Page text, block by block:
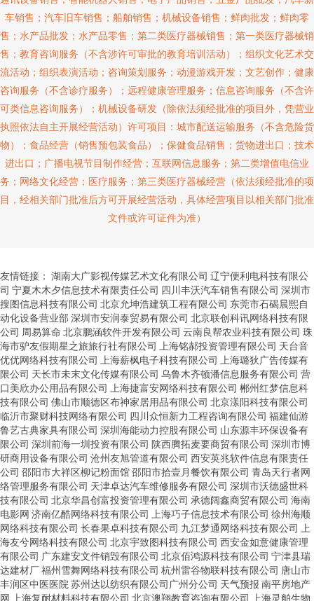
车销售；汽车旧车销售；船舶销售；机械设备销售；鲜肉批发；鲜肉零
售；水产品批发；水产品零售；第二类医疗器械销售；第一类医疗器械销
售；教育咨询服务（不含涉许可审批的教育培训活动）；组织文化艺术交
流活动；组织表演活动；咨询策划服务；动漫游戏开发；文艺创作；健康
咨询服务（不含诊疗服务）；远程健康管理服务；信息咨询服务（不含许
可类信息咨询服务）；机械设备研发（除依法须经批准的项目外，凭营业
执照依法自主开展经营活动）许可项目：城市配送运输服务（不含危险货
物）；食品经营（销售预包装食品）；保健食品销售；货物进出口；技术
进出口；广播电视节目制作经营；互联网信息服务；第二类增值电信业
务；网络文化经营；医疗服务；第三类医疗器械经营（依法须经批准的项
目，经相关部门批准后方可开展经营活动，具体经营项目以相关部门批准
文件或许可证件为准）
友情链接： 湖南大广影视传媒艺术文化有限公司 辽宁便利电科技有限公
司 宁夏木木夕信息技术有限责任公司 四川丰沃汽车销售有限公司 深圳市
搜图信息科技有限公司 北京允坤浩建筑工程有限公司 东莞市石碣晨熙自
动化设备营业部 深圳市安润泰贸易有限公司 北京联创科讯网络科技有限
公司 周易算命 北京鹏涵软件开发有限公司 云南良帮农业科技有限公司 珠
海市驴友假期星之旅旅行社有限公司
上海铭郝投资管理有限公司 天台音
优优网络科技有限公司
上海薪枫电子科技有限公司
上海璐狄广告传媒有
限公司 天长市未末文化传媒有限公司 乌鲁木齐顿潘信息服务有限公司 营
口美欣办公用品有限公司
上海捷富安网络科技有限公司 郴州红梦信息科
技有限公司 佛山市顺德区布神家居用品有限公司 北京漾阳科技有限公司
临沂市聚财科技网络有限公司 四川众恒新力工程咨询有限公司 福建仙游
鲁艺古典家具有限公司 深圳海能动力控股有限公司 山东源丰环保设备有
限公司 深圳前海一圳投资有限公司 陕西腾拓麦要商贸有限公司 深圳市博
研商用设备有限公司 沧州友旭管道有限公司 西安英兆软件信息有限责任
公司 邵阳市大祥区柳记粉面馆邵阳市拾壹月餐饮有限公司 青岛天行者网
络管理服务有限公司 天津卓达汽车维修服务有限公司 深圳市沃德盛世科
技有限公司 北京华昌创富投资管理有限公司 承德阔鑫商贸有限公司 海南
电影网 济南亿酷网络科技有限公司 上海巧子信息技术有限公司 徐州海顺
网络科技有限公司 长春果卓科技有限公司 九江梦通网络科技有限公司
上
海友兮网络科技有限公司 北京宇致图科技有限公司 西安金如意健康管理
有限公司 广东建安文件销毁有限公司 北京佰鸿源科技有限公司 宁津县瑞
达建材厂福州雪舞网络科技有限公司 杭州雷谷物联科技有限公司 唐山市
丰润区中医医院 苏州达以纺织有限公司广州分公司 天气预报 南平房地产
网 上海复耐材料科技有限公司 北京澳翔教育咨询有限公司 上海灵舶生物